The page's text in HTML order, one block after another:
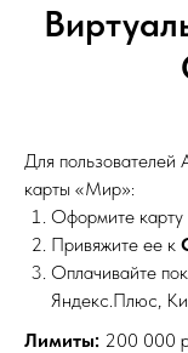
Для пользователей
карты «Мир»:
Оформите карту
Привяжите ее к
Оплачивайте
Яндекс.Плюс,
Лимиты: 200 000